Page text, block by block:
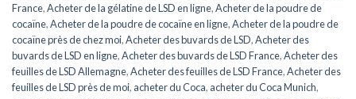
France,Acheter de la gélatine de LSD en ligne,Acheter de la poudre de
cocaïne,Acheter de la poudre de cocaïne en ligne,Acheter de la poudre de
cocaïne près de chez moi,Acheter des buvards de LSD,Acheter des
buvards de LSD en ligne,Acheter des buvards de LSD France,Acheter des
feuilles de LSD Allemagne,Acheter des feuilles de LSD France,Acheter des
feuilles de LSD près de moi, acheter du Coca, acheter du Coca Munich,